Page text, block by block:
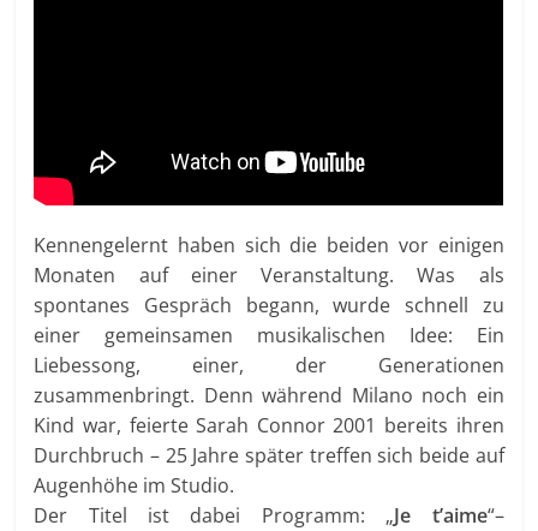
Kennengelernt haben sich die beiden vor einigen
Monaten auf einer Veranstaltung. Was als
spontanes Gespräch begann, wurde schnell zu
einer gemeinsamen musikalischen Idee: Ein
Liebessong, einer, der Generationen
zusammenbringt. Denn während Milano noch ein
Kind war, feierte Sarah Connor 2001 bereits ihren
Durchbruch – 25 Jahre später treffen sich beide auf
Augenhöhe im Studio.
Der Titel ist dabei Programm: „Je t’aime“–